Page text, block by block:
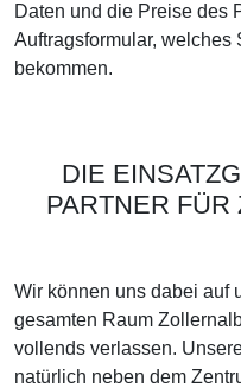
Daten und die Preise des
Auftragsformular, welches
bekommen.
DIE
PARTNER
Wir können uns dabei auf
gesamten Raum
vollends verlassen.
natürlich neben dem